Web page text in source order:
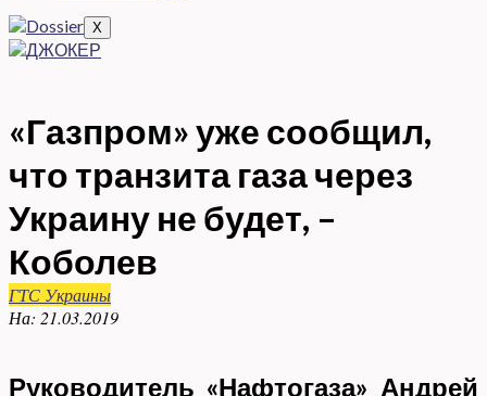
X
«Газпром» уже сообщил,
что транзита газа через
Украину не будет, –
Коболев
ГТС Украины
На: 21.03.2019
Руководитель «Нафтогаза» Андрей